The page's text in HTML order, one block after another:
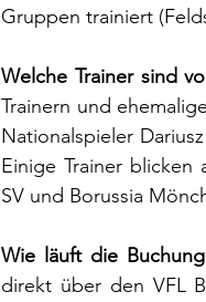
Gruppen trainiert
Welche Trainer sind
Trainern und
Nationalspieler
Einige Trainer blicken
SV und Borussia
Wie läuft die
direkt über den VFL